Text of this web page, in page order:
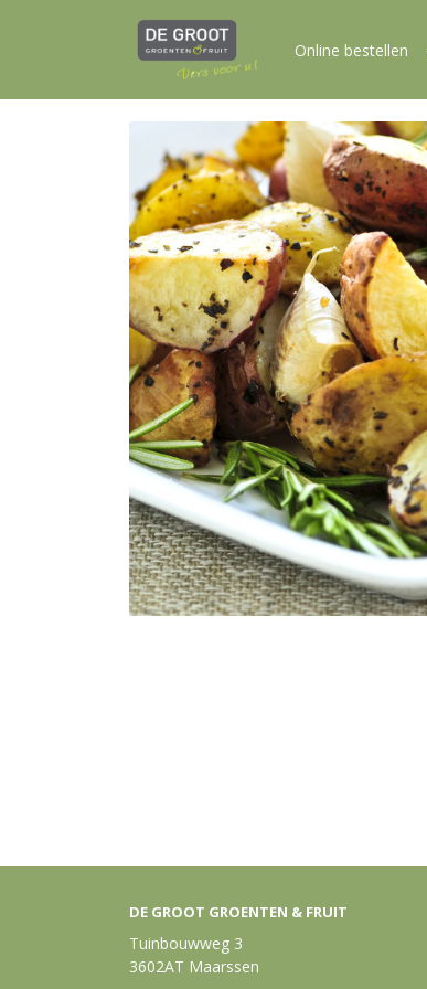
Online bestellen
DE GROOT GROENTEN & FRUIT
Tuinbouwweg 3
3602AT Maarssen